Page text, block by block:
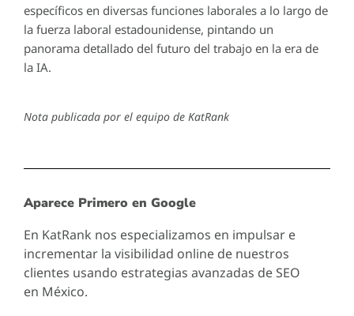
específicos en diversas funciones laborales a lo largo de
la fuerza laboral estadounidense, pintando un
panorama detallado del futuro del trabajo en la era de
la IA.
Nota publicada por el equipo de KatRank
Aparece Primero en Google
En KatRank nos especializamos en impulsar e
incrementar la visibilidad online de nuestros
clientes usando estrategias avanzadas de SEO
en México.